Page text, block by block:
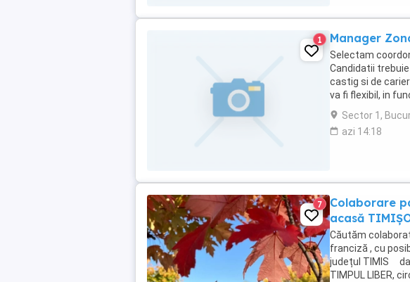
1 Manager
Selectam
Candidatii
castig si de
va fi flexibil, in
in ...
Sector 1,
azi 14:18
7
Colaborare
acasă
Căutăm
franciză , cu
județul TIMIS dar
TIMPUL LIBER,